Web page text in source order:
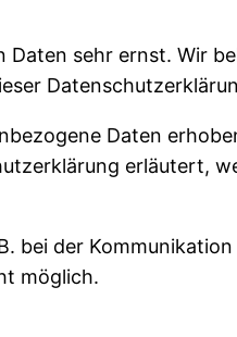
sehr ernst. Wir
Daten
erläutert,
der
möglich.